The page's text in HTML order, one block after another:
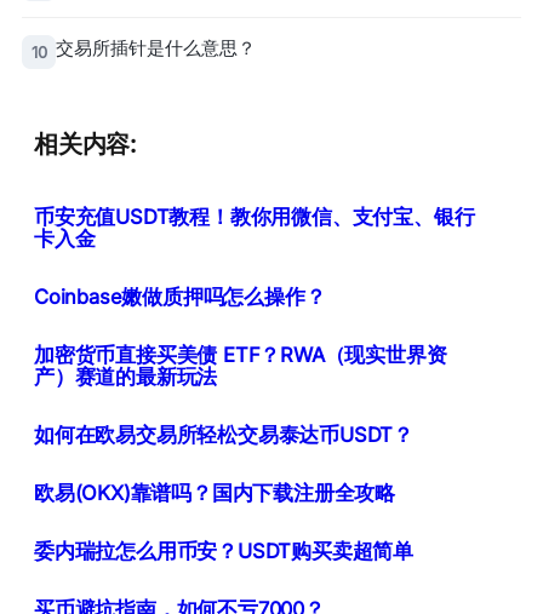
10 交易所插针是什么意思？
相关内容:
币安充值USDT教程！教你用微信、支付宝、银行
卡入金
Coinbase嫩做质押吗怎么操作？
加密货币直接买美债 ETF？RWA（现实世界资
产）赛道的最新玩法
如何在欧易交易所轻松交易泰达币USDT？
欧易(OKX)靠谱吗？国内下载注册全攻略
委内瑞拉怎么用币安？USDT购买卖超简单
买币避坑指南，如何不亏7000？